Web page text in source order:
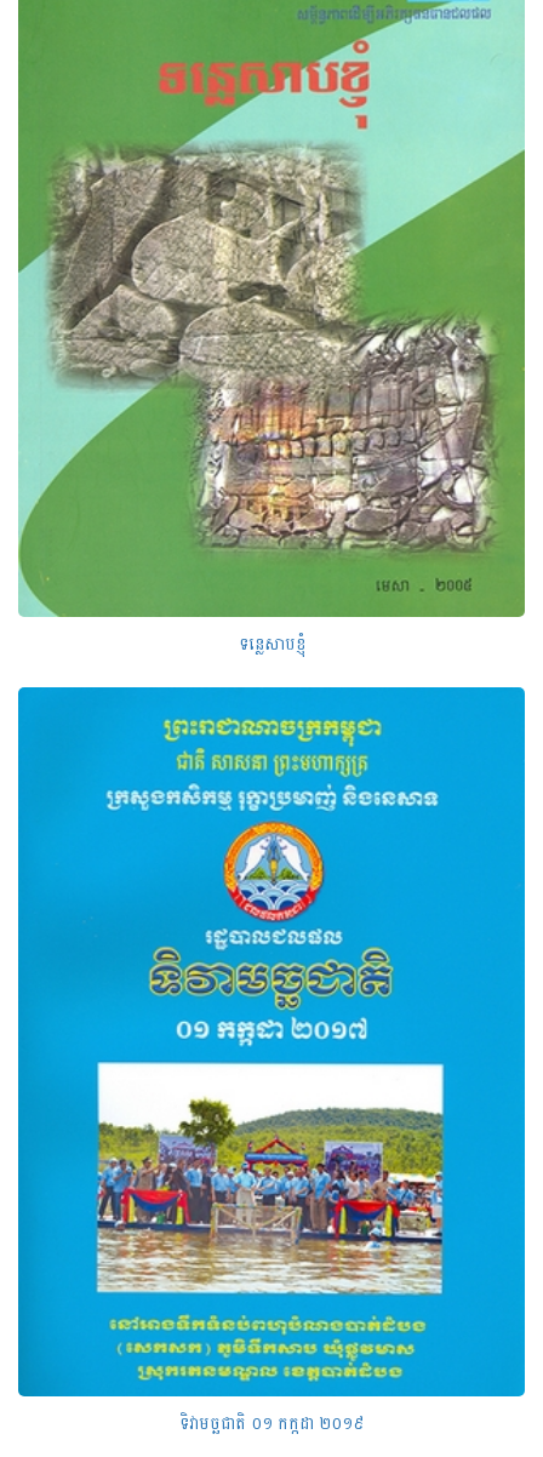
ទន្លេសាបខ្ញុំ
ទិវាមច្ឆជាតិ ០១ កក្កដា ២០១៩